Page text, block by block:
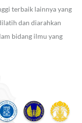
terbaik lainnya yang
dan diarahkan
bidang ilmu yang